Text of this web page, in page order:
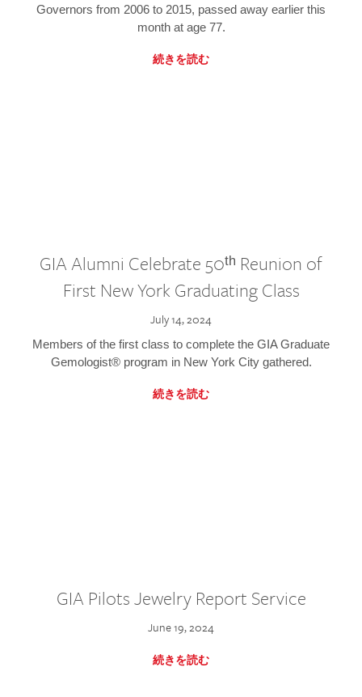
Governors from 2006 to 2015, passed away earlier this
month at age 77.
続きを読む
GIA Alumni Celebrate 50ᵗʰ Reunion of
First New York Graduating Class
July 14, 2024
Members of the first class to complete the GIA Graduate
Gemologist® program in New York City gathered.
続きを読む
GIA Pilots Jewelry Report Service
June 19, 2024
続きを読む